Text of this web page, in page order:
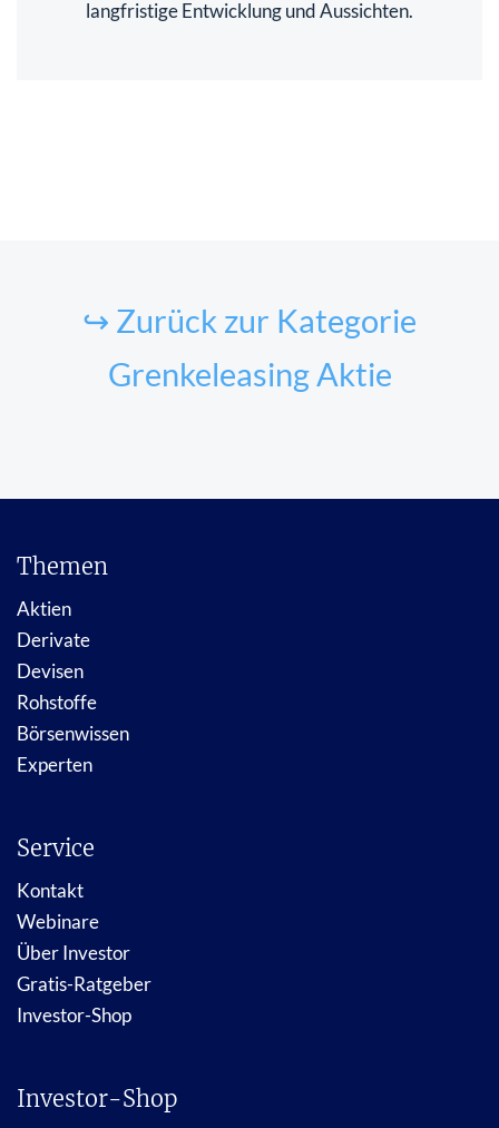
langfristige Entwicklung und Aussichten.
↪ Zurück zur Kategorie
Grenkeleasing Aktie
Themen
Aktien
Derivate
Devisen
Rohstoffe
Börsenwissen
Experten
Service
Kontakt
Webinare
Über Investor
Gratis-Ratgeber
Investor-Shop
Investor-Shop